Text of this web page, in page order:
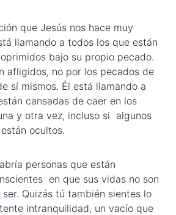
que Jesús nos hace muy
llamando a todos los que están
bajo su propio pecado.
afligidos, no por los pecados de
sí mismos. Él está llamando a
cansadas de caer en los
y otra vez, incluso si algunos
ocultos.
personas que están
en que sus vidas no son
Quizás tú también sientes lo
intranquilidad, un vacío que